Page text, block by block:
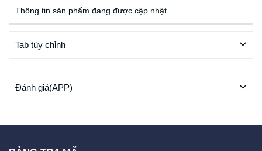
Thông tin sản phẩm đang được cập nhật
Tab tùy chỉnh
Đánh giá(APP)